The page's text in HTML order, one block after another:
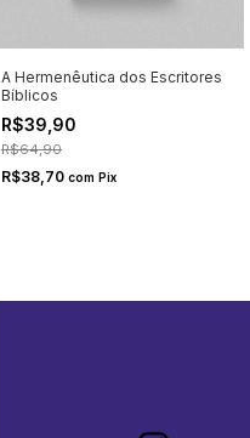
A Hermenêutica dos Escritores
Bíblicos
R$39,90
R$64,90
R$38,70 com Pix